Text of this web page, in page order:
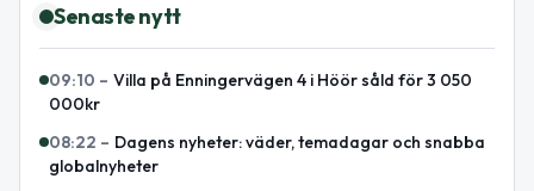
Senaste nytt
09:10 – Villa på Enningervägen 4 i Höör såld för 3 050
000kr
08:22 – Dagens nyheter: väder, temadagar och snabba
globalnyheter